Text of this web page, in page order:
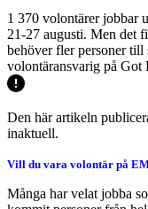
1 370 volontärer jobbar
21-27 augusti. Men det
behöver fler personer till
volontäransvarig på Got
Den här artikeln
inaktuell.
Vill du vara volontär på
Många har velat jobba